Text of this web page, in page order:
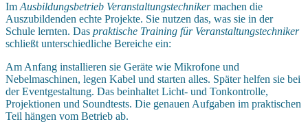
Im Ausbildungsbetrieb Veranstaltungstechnikermachen die
Auszubildenden echte Projekte. Sie nutzen das, was sie in der
Schule lernten. Das praktische Training für Veranstaltungstechniker
schließt unterschiedliche Bereiche ein:
Am Anfang installieren sie Geräte wie Mikrofone und
Nebelmaschinen, legen Kabel und starten alles. Später helfen sie bei
der Eventgestaltung. Das beinhaltet Licht- und Tonkontrolle,
Projektionen und Soundtests. Die genauen Aufgaben im praktischen
Teil hängen vom Betrieb ab.